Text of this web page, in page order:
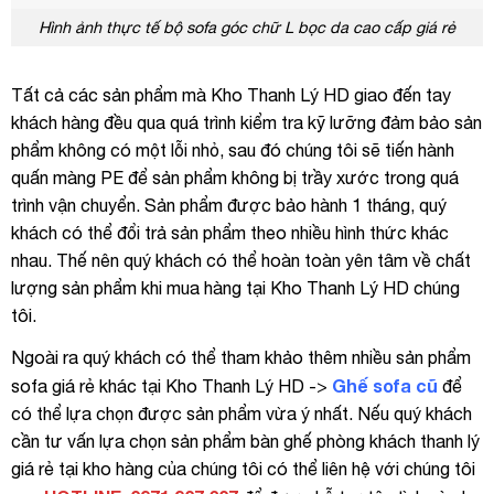
Hình ảnh thực tế bộ sofa góc chữ L bọc da cao cấp giá rẻ
Tất cả các sản phẩm mà Kho Thanh Lý HD giao đến tay
khách hàng đều qua quá trình kiểm tra kỹ lưỡng đảm bảo sản
phẩm không có một lỗi nhỏ, sau đó chúng tôi sẽ tiến hành
quấn màng PE để sản phẩm không bị trầy xước trong quá
trình vận chuyển. Sản phẩm được bảo hành 1 tháng, quý
khách có thể đổi trả sản phẩm theo nhiều hình thức khác
nhau. Thế nên quý khách có thể hoàn toàn yên tâm về chất
lượng sản phẩm khi mua hàng tại Kho Thanh Lý HD chúng
tôi.
Ngoài ra quý khách có thể tham khảo thêm nhiều sản phẩm
sofa giá rẻ khác tại Kho Thanh Lý HD -> Ghế sofa cũ để
có thể lựa chọn được sản phẩm vừa ý nhất. Nếu quý khách
cần tư vấn lựa chọn sản phẩm bàn ghế phòng khách thanh lý
giá rẻ tại kho hàng của chúng tôi có thể liên hệ với chúng tôi